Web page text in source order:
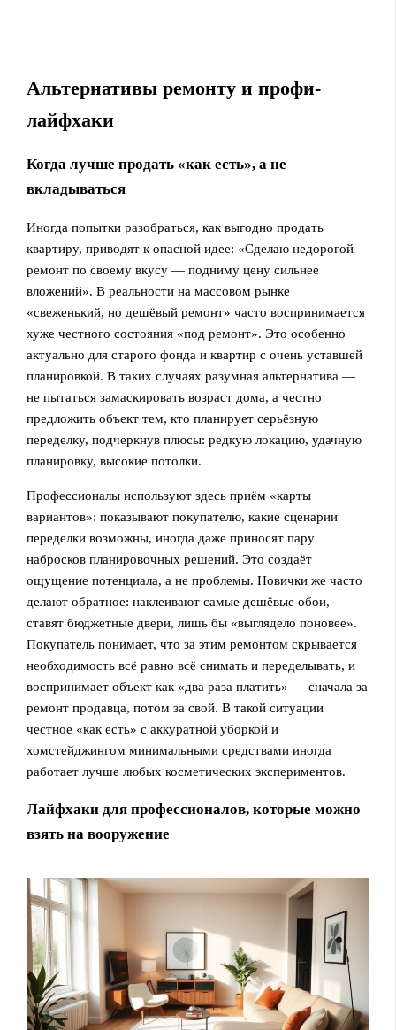
Альтернативы ремонту и профи-
лайфхаки
Когда лучше продать «как есть», а не
вкладываться
Иногда попытки разобраться, как выгодно продать
квартиру, приводят к опасной идее: «Сделаю недорогой
ремонт по своему вкусу — подниму цену сильнее
вложений». В реальности на массовом рынке
«свеженький, но дешёвый ремонт» часто воспринимается
хуже честного состояния «под ремонт». Это особенно
актуально для старого фонда и квартир с очень уставшей
планировкой. В таких случаях разумная альтернатива —
не пытаться замаскировать возраст дома, а честно
предложить объект тем, кто планирует серьёзную
переделку, подчеркнув плюсы: редкую локацию, удачную
планировку, высокие потолки.
Профессионалы используют здесь приём «карты
вариантов»: показывают покупателю, какие сценарии
переделки возможны, иногда даже приносят пару
набросков планировочных решений. Это создаёт
ощущение потенциала, а не проблемы. Новички же часто
делают обратное: наклеивают самые дешёвые обои,
ставят бюджетные двери, лишь бы «выглядело поновее».
Покупатель понимает, что за этим ремонтом скрывается
необходимость всё равно всё снимать и переделывать, и
воспринимает объект как «два раза платить» — сначала за
ремонт продавца, потом за свой. В такой ситуации
честное «как есть» с аккуратной уборкой и
хомстейджингом минимальными средствами иногда
работает лучше любых косметических экспериментов.
Лайфхаки для профессионалов, которые можно
взять на вооружение